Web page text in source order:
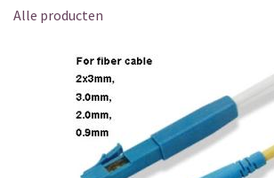
Alle producten